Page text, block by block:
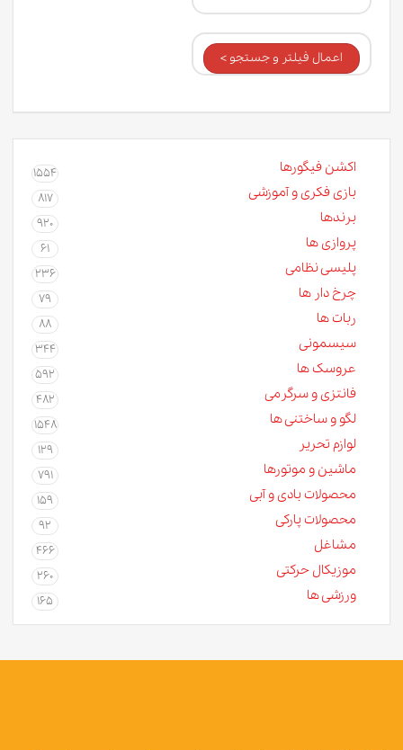
اعمال فیلتر و جستجو >
اکشن فیگورها 1554
بازی فکری و آموزشی 817
برندها 920
پروازی ها 61
پلیسی نظامی 236
چرخ دار ها 79
ربات ها 88
سیسمونی 344
عروسک ها 592
فانتزی و سرگرمی 482
لگو و ساختنی ها 1548
لوازم تحریر 129
ماشین و موتورها 791
محصولات بادی و آبی 159
محصولات پارکی 92
مشاغل 466
موزیکال حرکتی 260
ورزشی ها 165